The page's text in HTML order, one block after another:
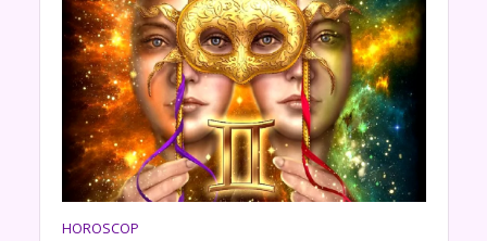
HOROSCOP